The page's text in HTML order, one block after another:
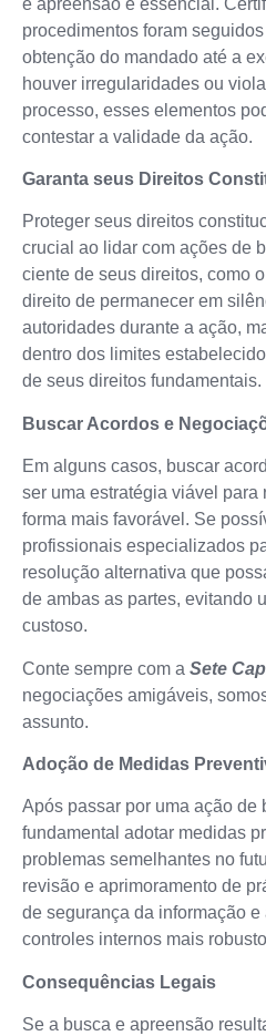
procedimentos foram
obtenção do mandado até a
houver irregularidades ou
processo, esses elementos
contestar a validade da ação.
Garanta seus Direitos
Proteger seus direitos
crucial ao lidar com ações de
ciente de seus direitos, como
direito de permanecer em
autoridades durante a ação,
dentro dos limites
de seus direitos fundamentais.
Buscar Acordos e
Em alguns casos, buscar
ser uma estratégia viável para
forma mais favorável. Se
profissionais especializados
resolução alternativa que
de ambas as partes, evitando
custoso.
Conte sempre com a Sete
negociações amigáveis,
assunto.
Adoção de Medidas
Após passar por uma ação de
fundamental adotar medidas
problemas semelhantes no
revisão e aprimoramento de
de segurança da informação
controles internos mais
Consequências Legais
Se a busca e apreensão